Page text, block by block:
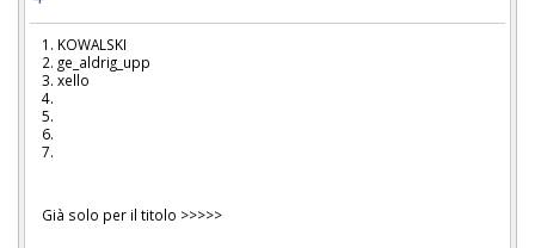
1. KOWALSKI
2. ge_aldrig_upp
3. xello
4.
5.
6.
7.
Già solo per il titolo >>>>>